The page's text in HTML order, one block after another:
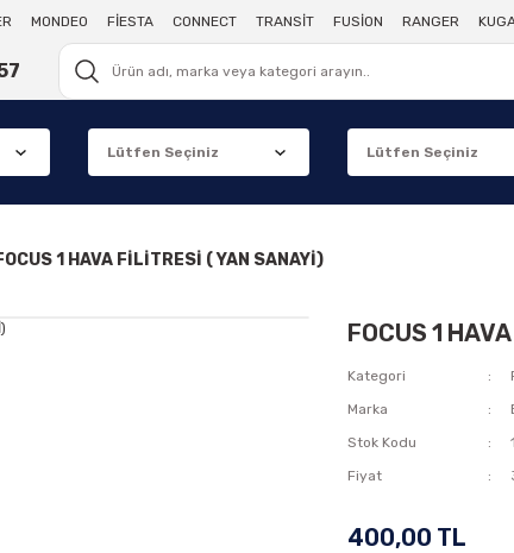
MONDEO FİESTA CONNECT TRANSİT FUSİON RANGER
1 HAVA FİLİTRESİ ( YAN SANAYİ)
FOCUS 1
Kategori
Marka
Stok Kodu
1
Fiyat
400,00 TL